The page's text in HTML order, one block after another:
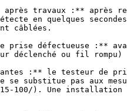
après travaux :** après
en quelques
câblées.
prise défectueuse :**
déclenché ou fil
substitue pas aux
100/). Une installation